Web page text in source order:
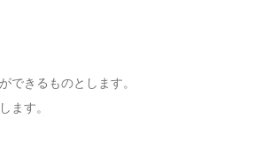
できるものとします。
ます。